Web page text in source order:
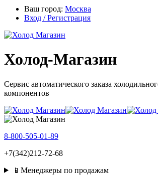
Ваш город: Москва
Вход / Регистрация
Холод-Магазин
Сервис автоматического заказа
компонентов
8-800-505-01-89
+7(342)212-72-68
📱Менеджеры по продажам